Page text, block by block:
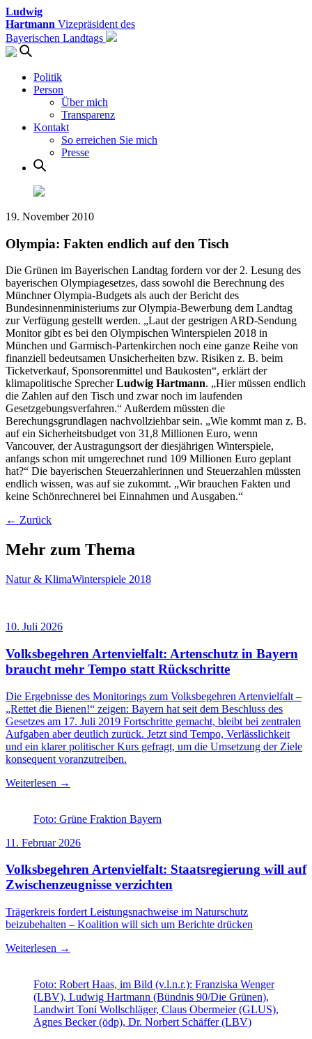
Ludwig
Hartmann Vizepräsident des
Bayerischen Landtags
Politik
Person
Über mich
Transparenz
Kontakt
So erreichen Sie mich
Presse
19. November 2010
Olympia: Fakten endlich auf den Tisch
Die Grünen im Bayerischen Landtag fordern vor der 2. Lesung des
bayerischen Olympiagesetzes, dass sowohl die Berechnung des
Münchner Olympia-Budgets als auch der Bericht des
Bundesinnenministeriums zur Olympia-Bewerbung dem Landtag
zur Verfügung gestellt werden. „Laut der gestrigen ARD-Sendung
Monitor gibt es bei den Olympischen Winterspielen 2018 in
München und Garmisch-Partenkirchen noch eine ganze Reihe von
finanziell bedeutsamen Unsicherheiten bzw. Risiken z. B. beim
Ticketverkauf, Sponsorenmittel und Baukosten“, erklärt der
klimapolitische SprecherLudwig Hartmann. „Hier müssen endlich
die Zahlen auf den Tisch und zwar noch im laufenden
Gesetzgebungsverfahren.“ Außerdem müssten die
Berechungsgrundlagen nachvollziehbar sein. „Wie kommt man z. B.
auf ein Sicherheitsbudget von 31,8 Millionen Euro, wenn
Vancouver, der Austragungsort der diesjährigen Winterspiele,
anfangs schon mit umgerechnet rund 109 Millionen Euro geplant
hat?“ Die bayerischen Steuerzahlerinnen und Steuerzahlen müssten
endlich wissen, was auf sie zukommt. „Wir brauchen Fakten und
keine Schönrechnerei bei Einnahmen und Ausgaben.“
← Zurück
Mehr zum Thema
Natur & KlimaWinterspiele 2018
10. Juli 2026
Volksbegehren Artenvielfalt: Artenschutz in Bayern
braucht mehr Tempo statt Rückschritte
Die Ergebnisse des Monitorings zum Volksbegehren Artenvielfalt –
„Rettet die Bienen!“ zeigen: Bayern hat seit dem Beschluss des
Gesetzes am 17. Juli 2019 Fortschritte gemacht, bleibt bei zentralen
Aufgaben aber deutlich zurück. Jetzt sind Tempo, Verlässlichkeit
und ein klarer politischer Kurs gefragt, um die Umsetzung der Ziele
konsequent voranzutreiben.
Weiterlesen →
Foto: Grüne Fraktion Bayern
11. Februar 2026
Volksbegehren Artenvielfalt: Staatsregierung will auf
Zwischenzeugnisse verzichten
Trägerkreis fordert Leistungsnachweise im Naturschutz
beizubehalten – Koalition will sich um Berichte drücken
Weiterlesen →
Foto: Robert Haas, im Bild (v.l.n.r.): Franziska Wenger
(LBV), Ludwig Hartmann (Bündnis 90/Die Grünen),
Landwirt Toni Wollschläger, Claus Obermeier (GLUS),
Agnes Becker (ödp), Dr. Norbert Schäffer (LBV)